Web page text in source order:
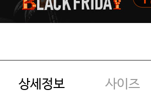
상세정보 사이즈